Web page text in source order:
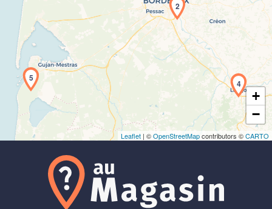
Chargement de la carte en cours...
2
4
5
+
−
Leaflet | ©OpenStreetMapcontributors ©CARTO